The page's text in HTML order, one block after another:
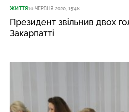
ЖИТТЯ16 ЧЕРВНЯ 2020, 15:48
Президент звільнив двох
Закарпатті